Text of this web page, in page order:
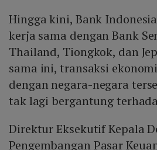
Hingga kini, Bank
kerja sama dengan Bank
Thailand, Tiongkok, dan
sama ini, transaksi
dengan negara-negara
tak lagi bergantung
Direktur Eksekutif Kepala
Pengembangan Pasar